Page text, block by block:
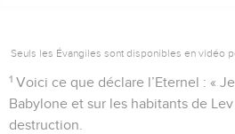
Seuls les Évangiles sont disponibles en vidéo
1 Voici ce que déclare l’Eternel : «
Babylone et sur les habitants de
destruction.